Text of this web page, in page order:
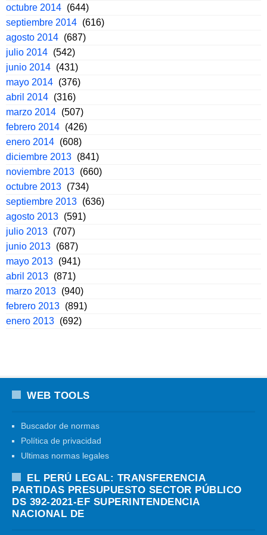
octubre 2014 (644)
septiembre 2014 (616)
agosto 2014 (687)
julio 2014 (542)
junio 2014 (431)
mayo 2014 (376)
abril 2014 (316)
marzo 2014 (507)
febrero 2014 (426)
enero 2014 (608)
diciembre 2013 (841)
noviembre 2013 (660)
octubre 2013 (734)
septiembre 2013 (636)
agosto 2013 (591)
julio 2013 (707)
junio 2013 (687)
mayo 2013 (941)
abril 2013 (871)
marzo 2013 (940)
febrero 2013 (891)
enero 2013 (692)
WEB TOOLS
Buscador de normas
Política de privacidad
Ultimas normas legales
EL PERÚ LEGAL: TRANSFERENCIA
PARTIDAS PRESUPUESTO SECTOR PÚBLICO
DS 392-2021-EF SUPERINTENDENCIA
NACIONAL DE